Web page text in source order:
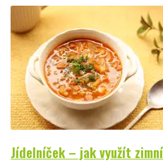
Jídelníček – jak využít